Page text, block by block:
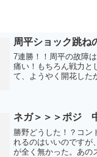
周平ショック跳ね
7連勝！！周平の故障
痛い！もちろん戦力と
て、ようやく開花した
が、、痛い！でも、そ
ネガ＞＞＞ポジ
勝野どうした！？コン
れるのはいいのですが
が全く無かった。あの